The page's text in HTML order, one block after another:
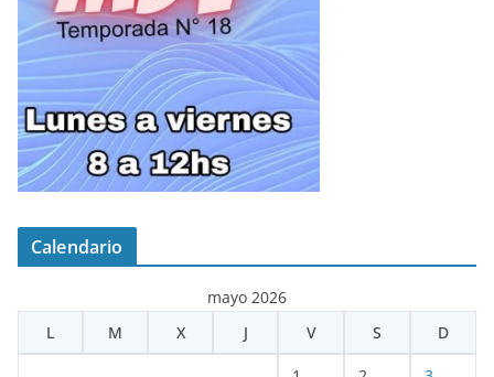
Calendario
mayo 2026
L
M X J V S D